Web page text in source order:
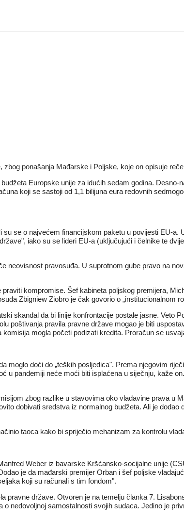
ponašanja Mađarske i Poljske, koje on opisuje
Europske unije za idućih sedam godina.
koji se sastoji od 1,1 bilijuna eura redovnih
se o najvećem financijskom paketu u povijesti EU-
iako su se lideri EU-a (uključujući i čelnike te
neovisnost pravosuđa. U suprotnom gube pravo na
kompromise. Šef kabineta poljskog premijera,
Zbigniew Ziobro je čak govorio o „institucionalnom
skandal da bi linije konfrontacije postale jasne. Veto
poštivanja pravila pravne države mogao je biti
mogla početi podizati kredita. Proračun se
moglo doći do „teških posljedica". Prema njegovim
u pandemiji neće moći biti isplaćena u siječnju, kaže
zbog razlike u stavovima oko vladavine prava u
dobivati sredstva iz normalnog budžeta. Ali je
taoca kako bi spriječio mehanizam za kontrolu
Weber iz bavarske Kršćansko-socijalne unije
je da mađarski premijer Orban i šef poljske
koji su računali s tim fondom".
pravne države. Otvoren je na temelju članka 7.
nedovoljnoj samostalnosti svojih sudaca. Jedino je